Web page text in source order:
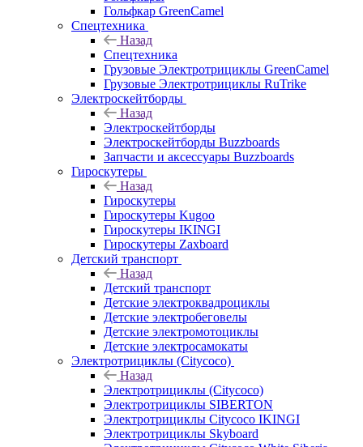
Гольфкар GreenCamel
Спецтехника
Назад
Спецтехника
Грузовые Электротрициклы GreenCamel
Грузовые Электротрициклы RuTrike
Электроскейтборды
Назад
Электроскейтборды
Электроскейтборды Buzzboards
Запчасти и аксессуары Buzzboards
Гироскутеры
Назад
Гироскутеры
Гироскутеры Kugoo
Гироскутеры IKINGI
Гироскутеры Zaxboard
Детский транспорт
Назад
Детский транспорт
Детские электроквадроциклы
Детские электробеговелы
Детские электромотоциклы
Детские электросамокаты
Электротрициклы (Citycoco)
Назад
Электротрициклы (Citycoco)
Электротрициклы SIBERTON
Электротрициклы Citycoco IKINGI
Электротрициклы Skyboard